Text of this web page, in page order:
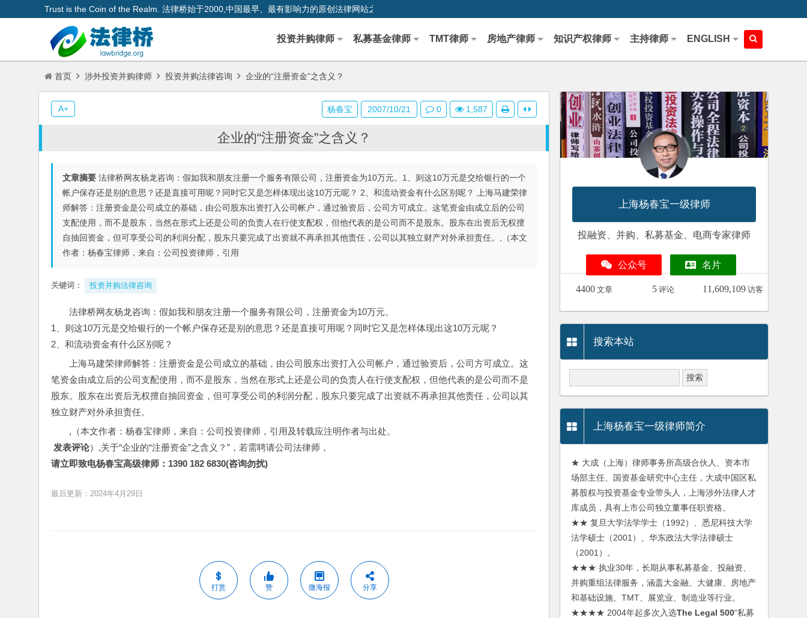
Trust is the Coin of the Realm. 法律桥始于2000,中国最早、最有影响力的原创法律网站之一
投资并购律师 私募基金律师 TMT律师 房地产律师 知识产权律师 主持律师 ENGLISH
首页 涉外投资并购律师 投资并购法律咨询 企业的“注册资金”之含义？
企业的“注册资金”之含义？
文章摘要 法律桥网友杨龙咨询：假如我和朋友注册一个服务有限公司，注册资金为10万元。1、则这10万元是交给银行的一个
帐户保存还是别的意思？还是直接可用呢？同时它又是怎样体现出这10万元呢？ 2、和流动资金有什么区别呢？ 上海马建荣律
师解答：注册资金是公司成立的基础，由公司股东出资打入公司帐户，通过验资后，公司方可成立。这笔资金由成立后的公司
支配使用，而不是股东，当然在形式上还是公司的负责人在行使支配权，但他代表的是公司而不是股东。股东在出资后无权擅
自抽回资金，但可享受公司的利润分配，股东只要完成了出资就不再承担其他责任，公司以其独立财产对外承担责任。,（本文
作者：杨春宝律师，来自：公司投资律师，引用
关键词： 投资并购法律咨询
法律桥网友杨龙咨询：假如我和朋友注册一个服务有限公司，注册资金为10万元。
1、则这10万元是交给银行的一个帐户保存还是别的意思？还是直接可用呢？同时它又是怎样体现出这10万元呢？
2、和流动资金有什么区别呢？
上海马建荣律师解答：注册资金是公司成立的基础，由公司股东出资打入公司帐户，通过验资后，公司方可成立。这
笔资金由成立后的公司支配使用，而不是股东，当然在形式上还是公司的负责人在行使支配权，但他代表的是公司而不是
股东。股东在出资后无权擅自抽回资金，但可享受公司的利润分配，股东只要完成了出资就不再承担其他责任，公司以其
独立财产对外承担责任。
,（本文作者：杨春宝律师，来自：公司投资律师，引用及转载应注明作者与出处。
发表评论）,关于“企业的“注册资金”之含义？”，若需聘请公司法律师，
请立即致电杨春宝高级律师：1390 182 6830(咨询勿扰)
最后更新：2024年4月29日
打赏 赞 微海报 分享
杨春宝 2007/10/21 0 1,587
A+
上海杨春宝一级律师
投融资、并购、私募基金、电商专家律师
公众号 名片
4400 文章 5 评论 11,609,109 访客
搜索本站
上海杨春宝一级律师简介
★ 大成（上海）律师事务所高级合伙人、资本市
场部主任、国资基金研究中心主任，大成中国区私
募股权与投资基金专业带头人，上海涉外法律人才
库成员，具有上市公司独立董事任职资格。
★★ 复旦大学法学学士（1992）、悉尼科技大学
法学硕士（2001）、华东政法大学法律硕士
（2001）。
★★★ 执业30年，长期从事私募基金、投融资、
并购重组法律服务，涵盖大金融、大健康、房地产
和基础设施、TMT、展览业、制造业等行业。
★★★★ 2004年起多次入选The Legal 500“私募